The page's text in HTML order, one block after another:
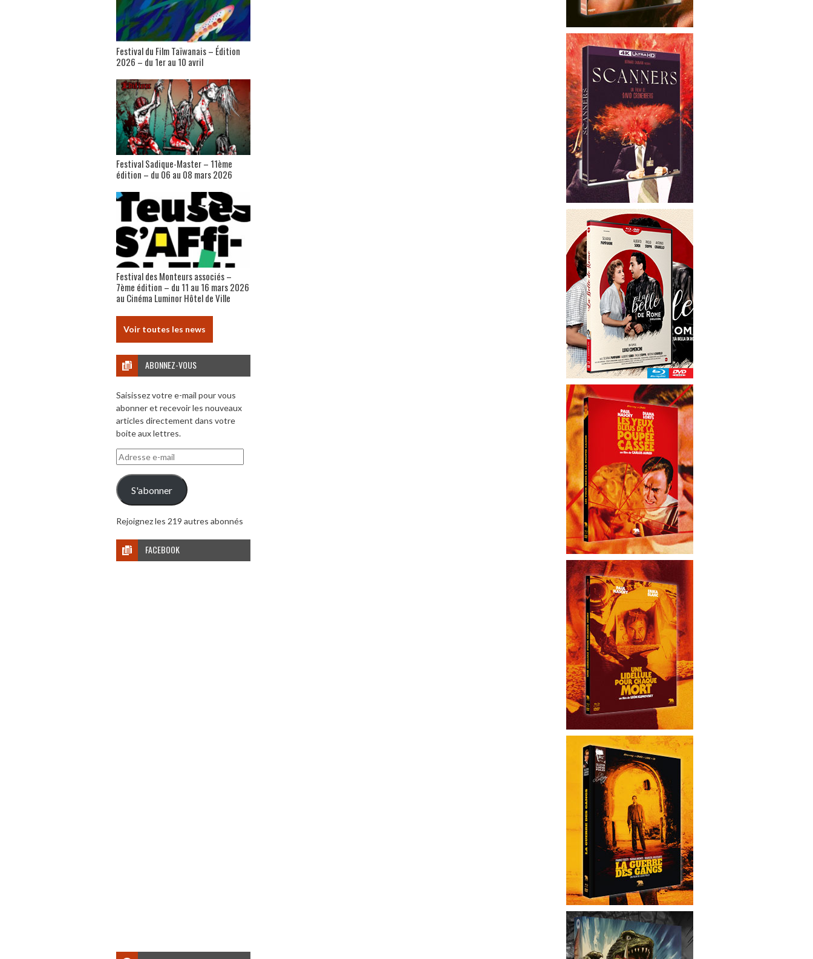
Festival du Film Taïwanais – Édition
2026 – du 1er au 10 avril
Festival Sadique-Master – 11ème
édition – du 06 au 08 mars 2026
Festival des Monteurs associés –
7ème édition – du 11 au 16 mars 2026
au Cinéma Luminor Hôtel de Ville
Voir toutes les news
ABONNEZ-VOUS
Saisissez votre e-mail pour vous
abonner et recevoir les nouveaux
articles directement dans votre
boite aux lettres.
Adresse
e-
mail
S'abonner
Rejoignez les 219 autres abonnés
FACEBOOK